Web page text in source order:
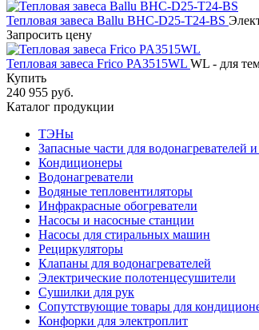
Тепловая завеса Ballu BHC-D25-T24-BS
Запросить цену
Тепловая завеса Frico PA3515WL WL - для
Купить
240 955 руб.
Каталог продукции
ТЭНы
Запасные части для водонагревателей
Кондиционеры
Водонагреватели
Водяные тепловентиляторы
Инфракрасные обогреватели
Насосы и насосные станции
Насосы для стиральных машин
Рециркуляторы
Клапаны для водонагревателей
Электрические полотенцесушители
Сушилки для рук
Сопутствующие товары для
Конфорки для электроплит